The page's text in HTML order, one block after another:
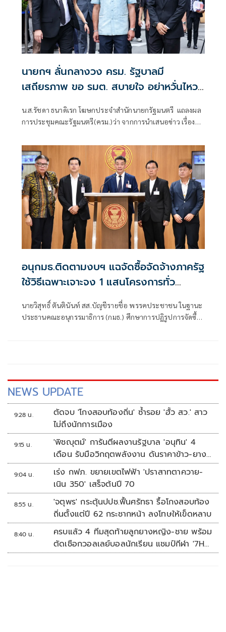
นายกฯ ลั่นกลางวง ครม. รัฐบาลมี
เสถียรภาพ ขอ รมต. สบายใจ อย่าหวั่นไหว
น.ส.รัชดา ธนาดิเรก โฆษกประจำสำนักนายกรัฐมนตรี แถลงผล
การประชุมคณะรัฐมนตรี(ครม.)ว่า จากการนำเสนอข่าว เรื่อง
ร่วมรัฐบาลและนายกฯไปแล้วว่า รัฐบาลนี้มีเสถียรภาพและ
ทำงานร่วมกันอย่างเต็มที่
อนุกมธ.ติดตามงบฯ แฉจัดซื้อจัดจ้างภาครัฐ
ใช้วิธีเฉพาะเจาะจง 1 แสนโครงการทั่ว
ประเทศ เอื้อทุจริตงบกว่า 5 หมื่นล้านบาท
นายวิสุทธิ์ ตันตินันท์ สส.บัญชีรายชื่อ พรรคประชาชน ในฐานะ
ประธานคณะอนุกรรมาธิการ (กมธ.) ศึกษาการปฏิรูปการจัดซื้อ
NEWS UPDATE
9:28 น.
ตัดจบ 'โกงสอบท้องถิ่น' ซ้ำรอย 'ฮั้ว สว.' สาว
ไม่ถึงนักการเมือง
9:15 น.
'พิชญุตม์' การันตีผลงานรัฐบาล 'อนุทิน' 4
เดือน รับมือวิกฤตพลังงาน ดันราคาข้าว-ยาง-
ปาล์ม พุ่งต่อเนื่อง พร้อมอัดมาตรการช่วยลด
ต้นทุน-ขยายตลาดโลก
9:04 น.
เร่ง กฟภ. ขยายเขตไฟฟ้า 'ปราสาทตาควาย-
เนิน 350' เสร็จต้นปี 70
8:55 น.
'จตุพร' กระตุ้นปปช.ฟื้นศรัทธา รื้อโกงสอบท้อง
ถิ่นตั้งแต่ปี 62 กระชากหน้า ลงโทษให้เข็ดหลาบ
8:40 น.
ครบแล้ว 4 ทีมสุดท้ายลูกยางหญิง-ชาย พร้อม
ตัดเชือกวอลเลย์บอลนักเรียน แชมป์กีฬา '7HD
2026'